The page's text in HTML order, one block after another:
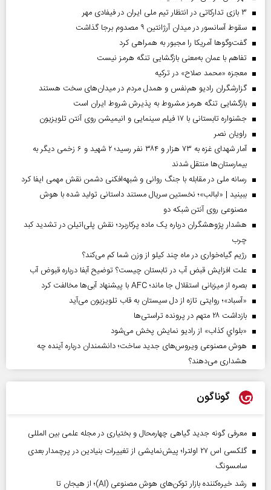
۳ بازی تدارکاتی در انتظار تیم ملی ایران در فیفادی مهر
سقوط آسانسور در میدان آرژانتین ۹ مصدوم برجا گذاشت
گفت‌وگوها آمریکا را مجبور به همراهی کرد
تفاهم با عمان به‌معنی بازگشایی تنگه هرمز نیست
معجزه «محمد صلاح» در ترکیه
گزارشگران رادیو هم‌نفس و همدل مردم در میدان‌های سخت هستند
بازگشایی تنگه هرمز مشروط به پذیرش شروط ایران است
جشنواره تابستانی با ۱۷ فیلم سینمایی و انیمیشن روی آنتن تلویزیون
راویان نصر
آمار شهدای غزه به ۷۳ هزار و ۳۸۴ نفر رسید؛ ۲ شهید و ۶ زخمی دیگر به
بیمارستان‌ها منتقل شدند
رسانه ملی در مقابله با جنگ روانی و شبهه‌افکنی دشمن نقش مهمی ایفا کرد
ببینید | «لبالب»؛ نخستین سریال مستند داستانی تولید شده با هوش
مصنوعی روی آنتن شبکه دو
هشدار پژوهشگران درباره یک ماده پرکاربرد؛ نقش پلی‌اتیلن در تشدید کبد
چرب
رژیم گیاه‌خواری در ماه چند کیلو از وزن شما کم می‌کند؟
علت افزایش قبض آب در تابستان چیست؟ توضیح آبفا درباره قبوض آب
بصره از میزبانی استقلال جا ماند؛ AFC با پیشنهاد آبی‌ها مخالفت کرد
«آسباد»؛ روایتی تازه از دل سیستان به قاب تلویزیون می‌آید
بازداشت ۲۸ متهم در پرونده تراستی‌ها
«بلواي کذاب» از رادیو نمایش پخش می‌شود
هوش مصنوعی ویروس‌های جدید ساخت؛ دانشمندان درباره آینده چه
هشداری می‌دهند؟
گوناگون
معرفی گونه جدید گیاهی چهارمحال و بختیاری در مجله علمی بین المللی
گلکسی اس ۲۷ اولترا؛ پیش‌نمایشی از تغییرات بنیادین در پرچمدار بعدی
سامسونگ
رشد خیره‌کننده بازار توکن‌های هوش مصنوعی (AI)؛ از هیجان تا